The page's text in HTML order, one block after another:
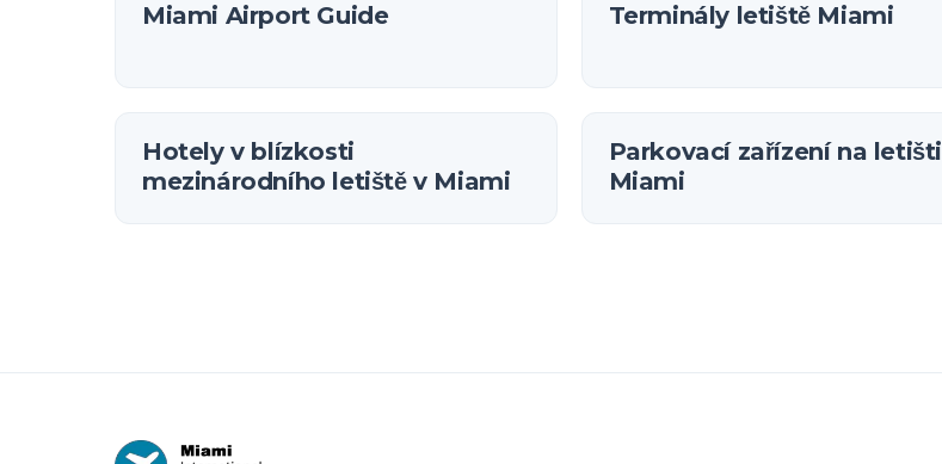
Miami Airport Guide Terminály letiště Miami
Hotely v blízkosti
mezinárodního letiště v Miami
Parkovací zařízení na letišti
Miami